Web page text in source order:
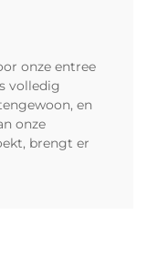
onze entree
volledig
en
onze
brengt er